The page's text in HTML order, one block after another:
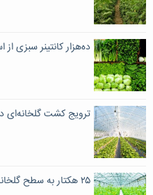
ده‌هزار کانتینر سبزی
ترویج کشت گلخانه‌ای
۲۵ هکتار به سطح گلخانه‌های همدان اضافه می‌شود